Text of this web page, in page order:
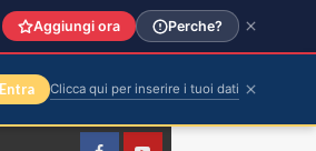
Aggiungi ora Perche?
Entra Clicca qui per inserire i tuoi dati